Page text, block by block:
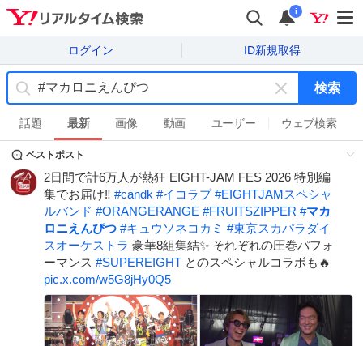
i
ログイン ID新規取得
キ
ー
ワ
ド
を
消
す
検索
話題 最新 画像 動画 ユーザー ウェブ検索
ベストポスト
2日間で計6万人が熱狂 EIGHT-JAM FES 2026 特別編
集でお届け‼️ #candk #イコラブ #EIGHTJAMスペシャ
ルバンド #ORANGERANGE #FRUITSZIPPER #マカ
ロニえんぴつ #キュウソネコカミ #東京スカパラダイ
スオーケストラ 豪華8組集結✨ それぞれの圧巻パフォ
ーマンス #SUPEREIGHT とのスペシャルコラボも🔥
pic.x.com/w5G8jHy0Q5